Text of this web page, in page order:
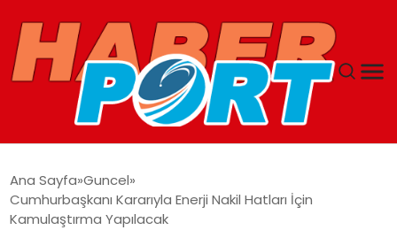
GUNCEL
Ana Sayfa Guncel
Cumhurbaşkanı Kararıyla Enerji Nakil Hatları İçin
Kamulaştırma Yapılacak